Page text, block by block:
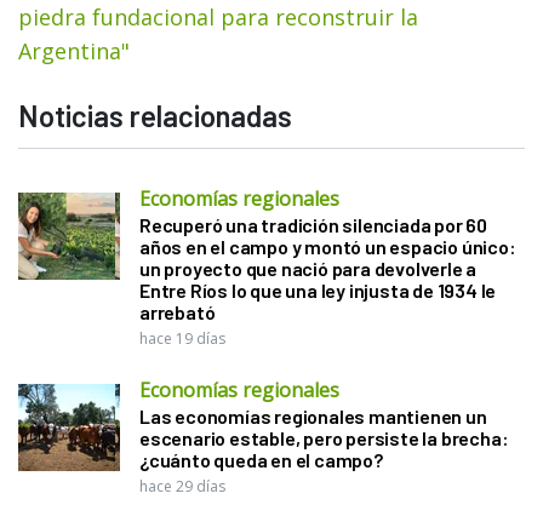
piedra fundacional para reconstruir la
Argentina"
Noticias relacionadas
Economías regionales
Recuperó una tradición silenciada por 60
años en el campo y montó un espacio único:
un proyecto que nació para devolverle a
Entre Ríos lo que una ley injusta de 1934 le
arrebató
hace 19 días
Economías regionales
Las economías regionales mantienen un
escenario estable, pero persiste la brecha:
¿cuánto queda en el campo?
hace 29 días